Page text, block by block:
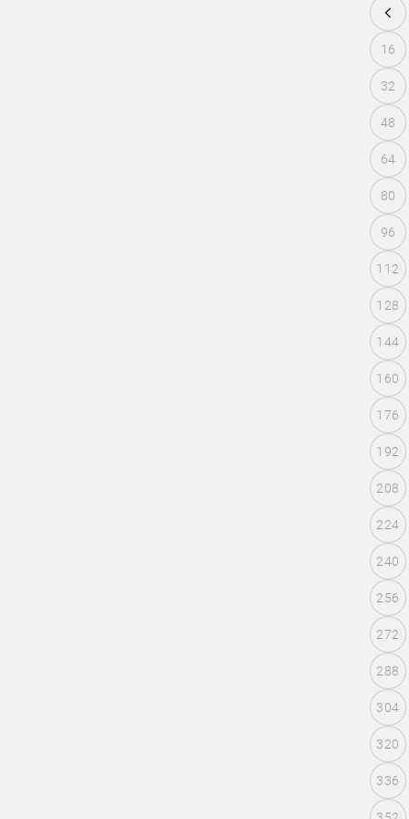
16
32
48
64
80
96
112
128
144
160
176
192
208
224
240
256
272
288
304
320
336